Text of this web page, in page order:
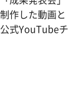
作した動画と
式YouTubeチ